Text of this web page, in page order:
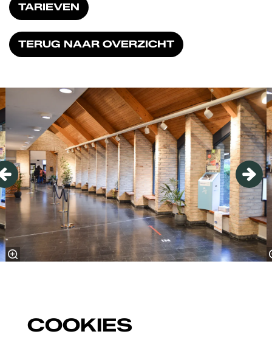
TARIEVEN
TERUG NAAR OVERZICHT
Overslaan
COOKIES